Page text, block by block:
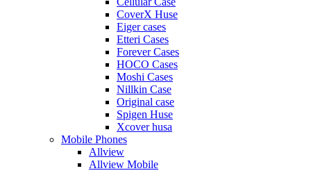
CoverX Huse
Eiger cases
Etteri Cases
Forever Cases
HOCO Cases
Moshi Cases
Nillkin Case
Original case
Spigen Huse
Xcover husa
Mobile Phones
Allview
Allview Mobile